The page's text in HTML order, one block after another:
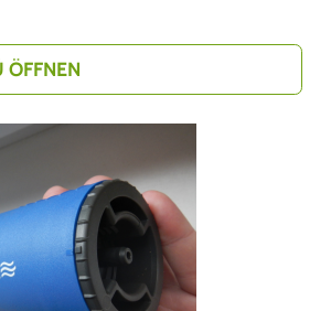
ÖFFNEN